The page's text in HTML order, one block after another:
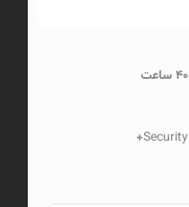
40 ساعت
Security+